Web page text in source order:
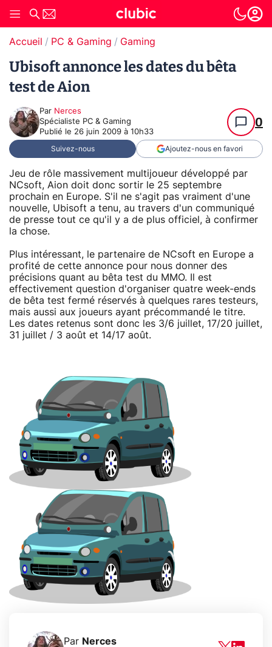
Accueil PC & Gaming Gaming
Ubisoft annonce les dates du bêta
test de Aion
Par Nerces
Spécialiste PC & Gaming
Publié le 26 juin 2009 à 10h33
0
Suivez-nous Ajoutez-nous en favori
Jeu de rôle massivement multijoueur développé par
NCsoft, Aion doit donc sortir le 25 septembre
prochain en Europe. S'il ne s'agit pas vraiment d'une
nouvelle, Ubisoft a tenu, au travers d'un communiqué
de presse tout ce qu'il y a de plus officiel, à confirmer
la chose.
Plus intéressant, le partenaire de NCsoft en Europe a
profité de cette annonce pour nous donner des
précisions quant au bêta test du MMO. Il est
effectivement question d'organiser quatre week-ends
de bêta test fermé réservés à quelques rares testeurs,
mais aussi aux joueurs ayant précommandé le titre.
Les dates retenus sont donc les 3/6 juillet, 17/20 juillet,
31 juillet / 3 août et 14/17 août.
Par Nerces